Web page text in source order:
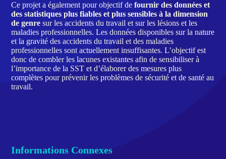
Ce projet a également pour objectif defournir des données et
des statistiques plus fiables et plus sensibles à la dimension
de genresur les accidents du travail et sur les lésions et les
maladies professionnelles. Les données disponibles sur la nature
et la gravité des accidents du travail et des maladies
professionnelles sont actuellement insuffisantes. L’objectif est
donc de combler les lacunes existantes afin de sensibiliser à
l’importance de la SST et d’élaborer des mesures plus
complètes pour prévenir les problèmes de sécurité et de santé au
travail.
Informations Connexes